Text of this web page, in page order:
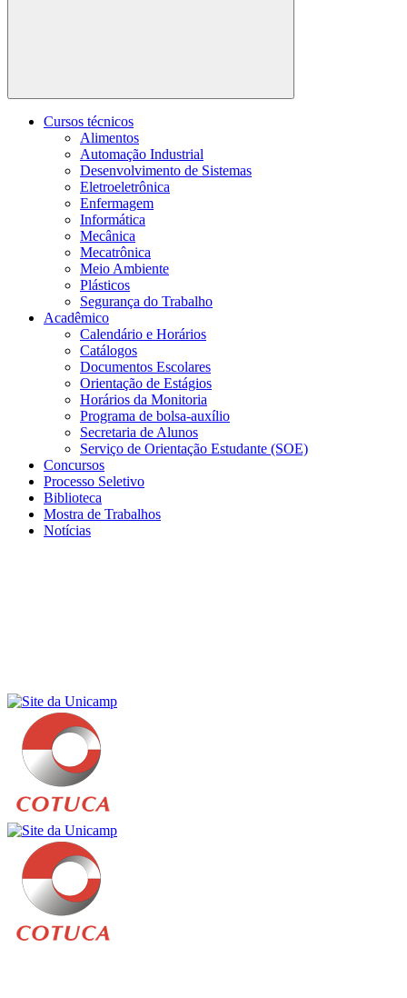
Buscar
Cursos técnicos
Alimentos
Automação Industrial
Desenvolvimento de Sistemas
Eletroeletrônica
Enfermagem
Informática
Mecânica
Mecatrônica
Meio Ambiente
Plásticos
Segurança do Trabalho
Acadêmico
Calendário e Horários
Catálogos
Documentos Escolares
Orientação de Estágios
Horários da Monitoria
Programa de bolsa-auxílio
Secretaria de Alunos
Serviço de Orientação Estudante (SOE)
Concursos
Processo Seletivo
Biblioteca
Mostra de Trabalhos
Notícias